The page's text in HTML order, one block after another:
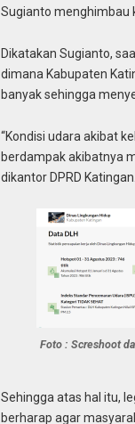
Sugianto menghimbau
Dikatakan Sugianto,
dimana Kabupaten
banyak sehingga
“Kondisi udara akibat
berdampak akibatnya
dikantor DPRD Katingan.
Foto : Screshoot
Sehingga atas hal itu,
berharap agar